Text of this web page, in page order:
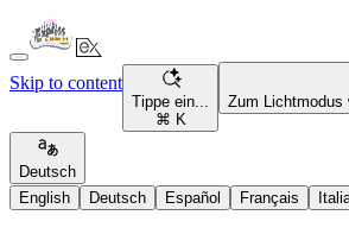
Skip to content
Tippe ein...
⌘ K
Zum Lichtmodus
Deutsch
English
Deutsch Español Français